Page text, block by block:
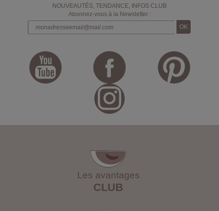
NOUVEAUTÉS, TENDANCE, INFOS CLUB
Abonnez-vous à la Newsletter :
Les avantages
CLUB